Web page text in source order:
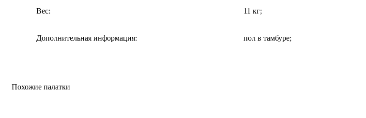
Вес: 11 кг;
Дополнительная информация: пол в тамбуре;
Похожие палатки